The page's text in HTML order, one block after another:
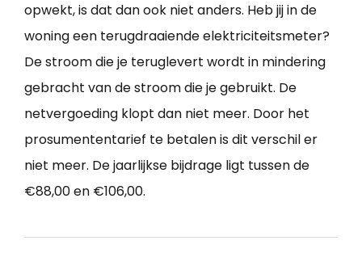
opwekt, is dat dan ook niet anders. Heb jij in de
woning een terugdraaiende elektriciteitsmeter?
De stroom die je teruglevert wordt in mindering
gebracht van de stroom die je gebruikt. De
netvergoeding klopt dan niet meer. Door het
prosumententarief te betalen is dit verschil er
niet meer. De jaarlijkse bijdrage ligt tussen de
€88,00 en €106,00.